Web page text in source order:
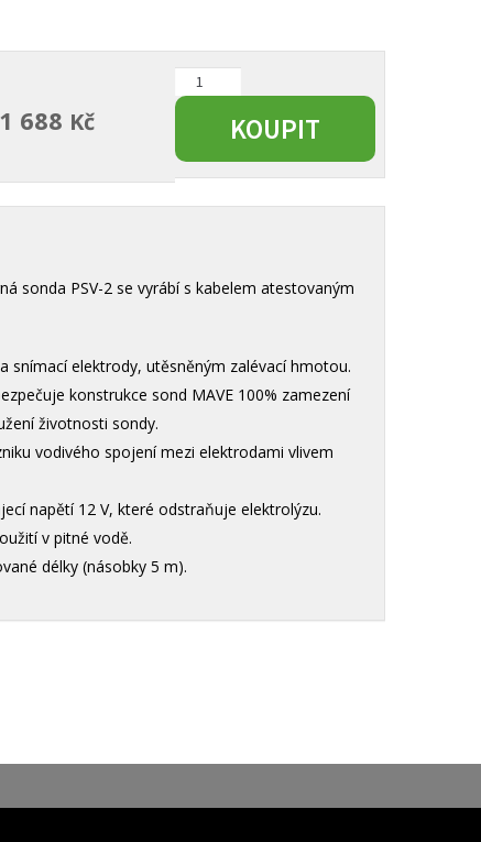
1 688 Kč
MAVE
ponorná
do
vrtu
KOUPIT
sonda PSV-2 se vyrábí s kabelem atestovaným
snímací elektrody, utěsněným zalévací hmotou.
konstrukce sond MAVE 100% zamezení
životnosti sondy.
vodivého spojení mezi elektrodami vlivem
napětí 12 V, které odstraňuje elektrolýzu.
v pitné vodě.
délky (násobky 5 m).